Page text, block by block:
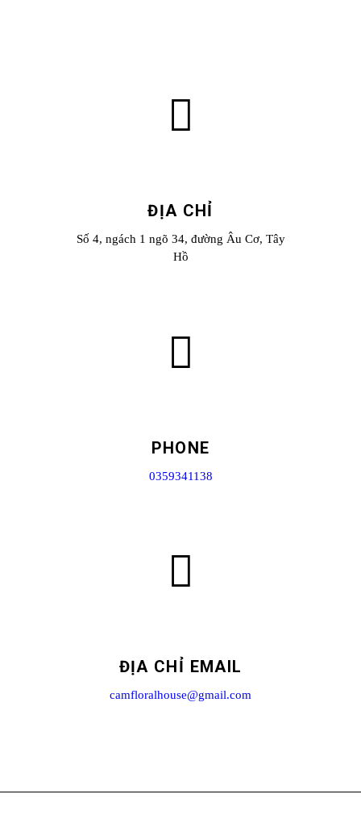
ĐỊA CHỈ
Số 4, ngách 1 ngõ 34, đường Âu Cơ, Tây
Hồ
PHONE
0359341138
ĐỊA CHỈ EMAIL
camfloralhouse@gmail.com